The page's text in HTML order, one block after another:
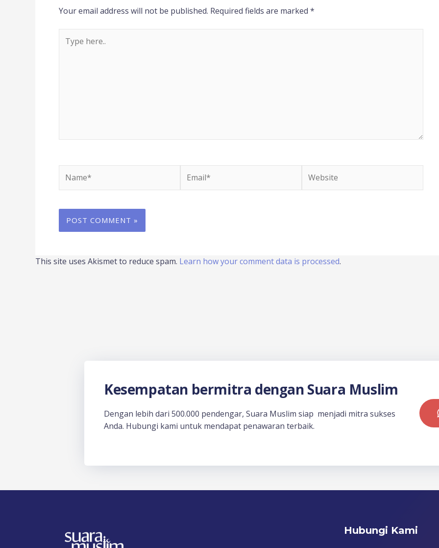
Your email address will not be published. Required fields are marked *
here..
This site uses Akismet to reduce spam. Learn how your comment data is processed.
Kesempatan bermitra dengan Suara Muslim
Dengan lebih dari 500.000 pendengar, Suara Muslim siap menjadi mitra sukses
Anda. Hubungi kami untuk mendapat penawaran terbaik.
Hubungi Kami